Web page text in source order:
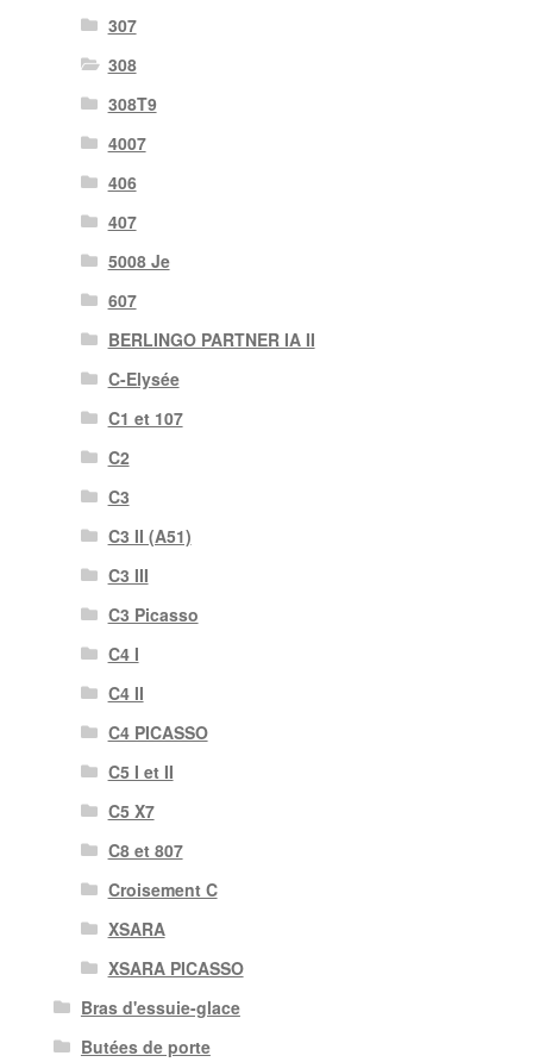
307
308
308T9
4007
406
407
5008 Je
607
BERLINGO PARTNER IA II
C-Elysée
C1 et 107
C2
C3
C3 II (A51)
C3 III
C3 Picasso
C4 I
C4 II
C4 PICASSO
C5 I et II
C5 X7
C8 et 807
Croisement C
XSARA
XSARA PICASSO
Bras d'essuie-glace
Butées de porte